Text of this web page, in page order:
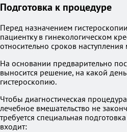
Подготовка к процедуре
Перед назначением
пациентку в гинекологическом
относительно сроков наступления
На основании предварительно
выносится решение, на какой
гистероскопию.
Чтобы диагностическая
лечебное вмешательство не
требуется специальная
входит: